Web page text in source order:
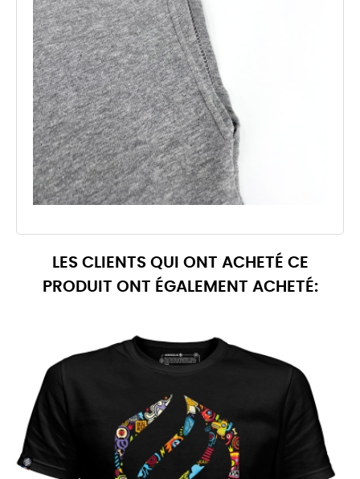
LES CLIENTS QUI ONT ACHETÉ CE
PRODUIT ONT ÉGALEMENT ACHETÉ: